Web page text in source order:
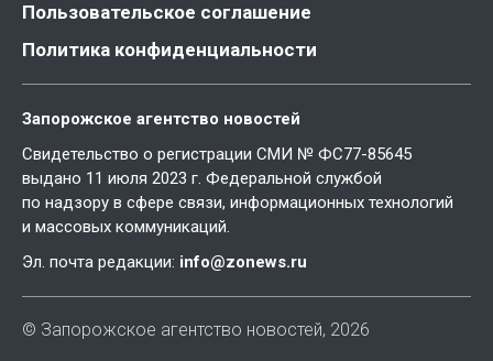
Пользовательское соглашение
Политика конфиденциальности
Запорожское агентство новостей
Свидетельство о регистрации СМИ № ФС77-85645
выдано 11 июля 2023 г. Федеральной службой
по надзору в сфере связи, информационных технологий
и массовых коммуникаций.
Эл. почта редакции: info@zonews.ru
© Запорожское агентство новостей, 2026